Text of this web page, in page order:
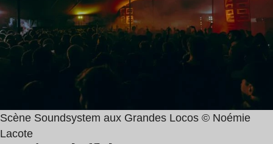
Scène Soundsystem aux Grandes Locos © Noémie
Lacote